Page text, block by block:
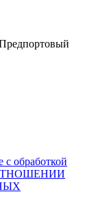
с обработкой